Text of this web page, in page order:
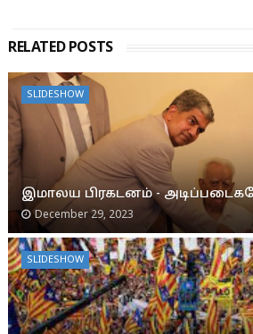
RELATED POSTS
SLIDESHOW
இமாலய பிரகடனம் -
December 29, 2023
SLIDESHOW